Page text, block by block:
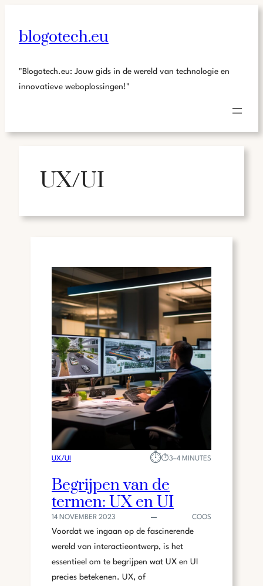
blogotech.eu
"Blogotech.eu: Jouw gids in de wereld van technologie en
innovatieve weboplossingen!"
UX/UI
UX/UI ⏱︎⏱︎3–4 MINUTES
Begrijpen van de
termen: UX en UI
14 NOVEMBER 2023 COOS
Voordat we ingaan op de fascinerende
wereld van interactieontwerp, is het
essentieel om te begrijpen wat UX en UI
precies betekenen. UX, of